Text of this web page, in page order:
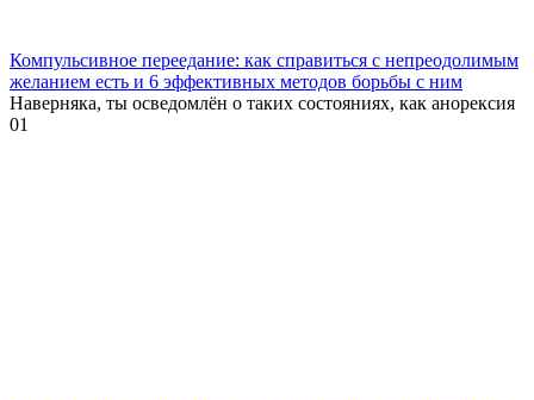
Компульсивное переедание: как справиться с непреодолимым
желанием есть и 6 эффективных методов борьбы с ним
Наверняка, ты осведомлён о таких состояниях, как анорексия
01